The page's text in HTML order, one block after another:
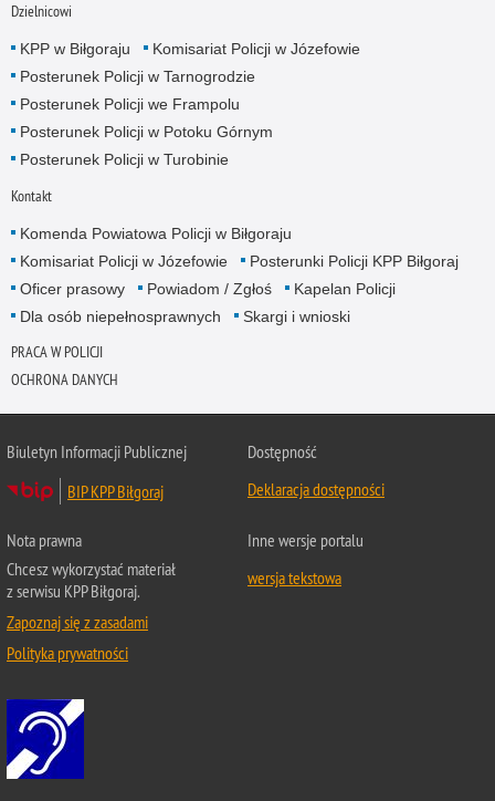
Dzielnicowi
KPP w Biłgoraju
Komisariat Policji w Józefowie
Posterunek Policji w Tarnogrodzie
Posterunek Policji we Frampolu
Posterunek Policji w Potoku Górnym
Posterunek Policji w Turobinie
Kontakt
Komenda Powiatowa Policji w Biłgoraju
Komisariat Policji w Józefowie
Posterunki Policji KPP Biłgoraj
Oficer prasowy
Powiadom / Zgłoś
Kapelan Policji
Dla osób niepełnosprawnych
Skargi i wnioski
PRACA W POLICJI
OCHRONA DANYCH
Biuletyn Informacji Publicznej
BIP KPP Biłgoraj
Dostępność
Deklaracja dostępności
Nota prawna
Chcesz wykorzystać materiał
z serwisu KPP Biłgoraj.
Zapoznaj się z zasadami
Polityka prywatności
Inne wersje portalu
wersja tekstowa